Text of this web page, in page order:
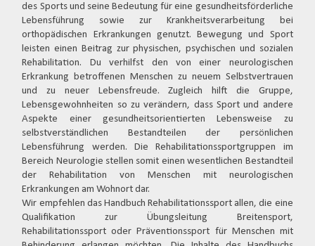
des Sports und seine Bedeutung für eine gesundheitsförderliche
Lebensführung sowie zur Krankheitsverarbeitung bei
orthopädischen Erkrankungen genutzt. Bewegung und Sport
leisten einen Beitrag zur physischen, psychischen und sozialen
Rehabilitation. Du verhilfst den von einer neurologischen
Erkrankung betroffenen Menschen zu neuem Selbstvertrauen
und zu neuer Lebensfreude. Zugleich hilft die Gruppe,
Lebensgewohnheiten so zu verändern, dass Sport und andere
Aspekte einer gesundheitsorientierten Lebensweise zu
selbstverständlichen Bestandteilen der persönlichen
Lebensführung werden. Die Rehabilitationssportgruppen im
Bereich Neurologie stellen somit einen wesentlichen Bestandteil
der Rehabilitation von Menschen mit neurologischen
Erkrankungen am Wohnort dar.
Wir empfehlen das Handbuch Rehabilitationssport allen, die eine
Qualifikation zur Übungsleitung Breitensport,
Rehabilitationssport oder Präventionssport für Menschen mit